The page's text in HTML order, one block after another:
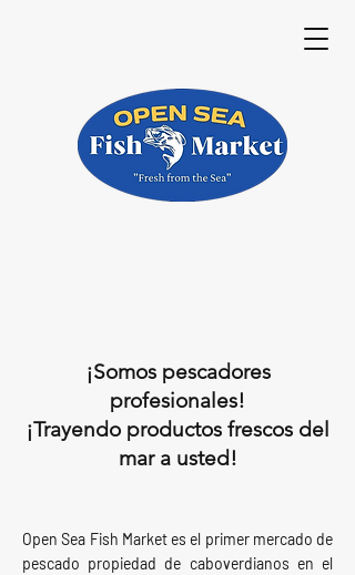
¡Somos pescadores
profesionales!
¡Trayendo productos frescos del
mar a usted!
Open Sea Fish Market es el primer mercado de
pescado propiedad de caboverdianos en el